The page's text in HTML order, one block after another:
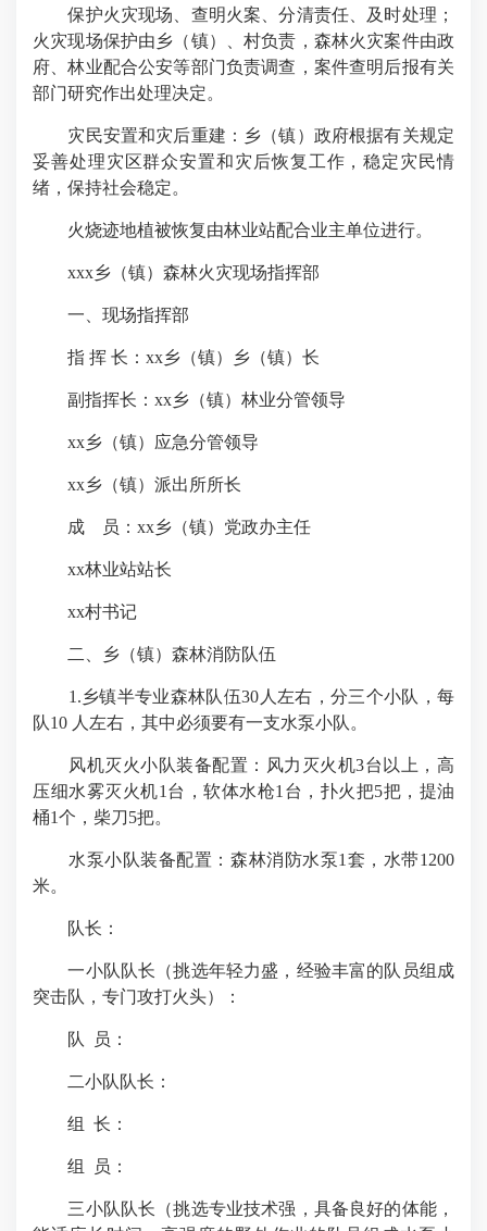
保护火灾现场、查明火案、分清责任、及时处理；
火灾现场保护由乡（镇）、村负责，森林火灾案件由政
府、林业配合公安等部门负责调查，案件查明后报有关
部门研究作出处理决定。
灾民安置和灾后重建：乡（镇）政府根据有关规定
妥善处理灾区群众安置和灾后恢复工作，稳定灾民情
绪，保持社会稳定。
火烧迹地植被恢复由林业站配合业主单位进行。
xxx乡（镇）森林火灾现场指挥部
一、现场指挥部
指 挥 长：xx乡（镇）乡（镇）长
副指挥长：xx乡（镇）林业分管领导
xx乡（镇）应急分管领导
xx乡（镇）派出所所长
成 员：xx乡（镇）党政办主任
xx林业站站长
xx村书记
二、乡（镇）森林消防队伍
1.乡镇半专业森林队伍30人左右，分三个小队，每
队10 人左右，其中必须要有一支水泵小队。
风机灭火小队装备配置：风力灭火机3台以上，高
压细水雾灭火机1台，软体水枪1台，扑火把5把，提油
桶1个，柴刀5把。
水泵小队装备配置：森林消防水泵1套，水带1200
米。
队长：
一小队队长（挑选年轻力盛，经验丰富的队员组成
突击队，专门攻打火头）：
队 员：
二小队队长：
组 长：
组 员：
三小队队长（挑选专业技术强，具备良好的体能，